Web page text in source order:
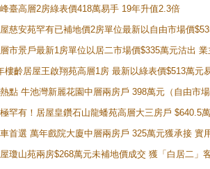
臺高層2房綠表價418萬易手 19年升值2.3倍
慈安苑罕有已補地價2房單位最新以自由市場價
市景戶最新1房單位以居二市場價$335萬元沽出
樓齡居屋王啟翔苑高層1房 最新以綠表價$513萬元
點 牛池灣新麗花園中層兩房戶 398萬元（自由市
罕有！居屋皇鑽石山龍蟠苑高層大三房戶
首選 萬年戲院大廈中層兩房戶 325萬元獲承接 實
瓊山苑兩房$268萬元未補地價成交 獲「白居二」